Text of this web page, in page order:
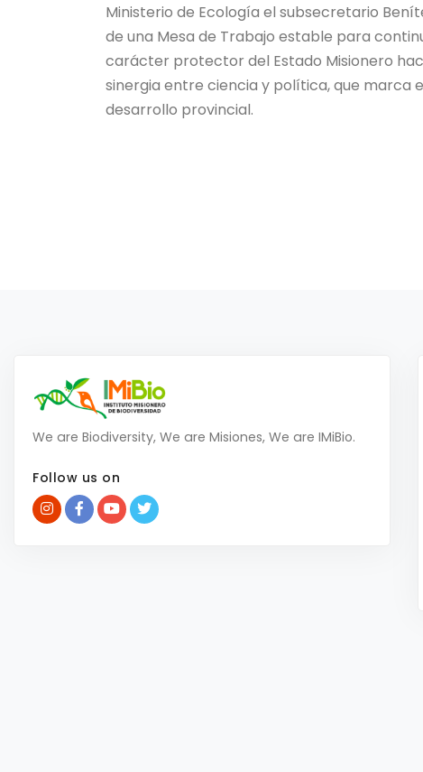
Ministerio de Ecología el subsecretario
de una Mesa de Trabajo estable para
carácter protector del Estado Misionero
sinergia entre ciencia y política, que marca
desarrollo provincial.
We are Biodiversity, We are Misiones, We are IMiBio.
Follow us on